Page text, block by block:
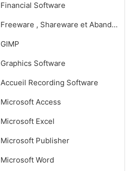
Financial Software
Freeware , Shareware et Abandonware
GIMP
Graphics Software
Accueil Recording Software
Microsoft Access
Microsoft Excel
Microsoft Publisher
Microsoft Word